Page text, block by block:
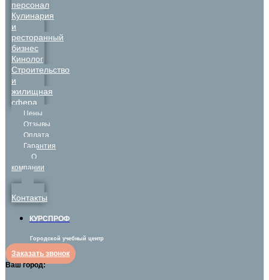
персонал
Кулинария
и
ресторанный
бизнес
Кинолог
Строительство
и
жилищная
сфера
Цены
Отзывы
Оплата
Гарантия
О
компании
Контакты
КУРСПРОФ
Городской учебный центр
Заказать звонок
Ваш город: